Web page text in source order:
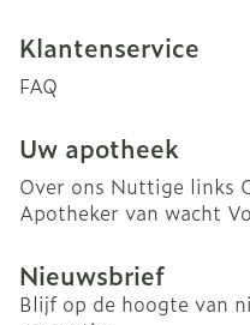
Klantenservice
FAQ
Uw apotheek
Over ons Nuttige links
Apotheker van wacht
Nieuwsbrief
Blijf op de hoogte van